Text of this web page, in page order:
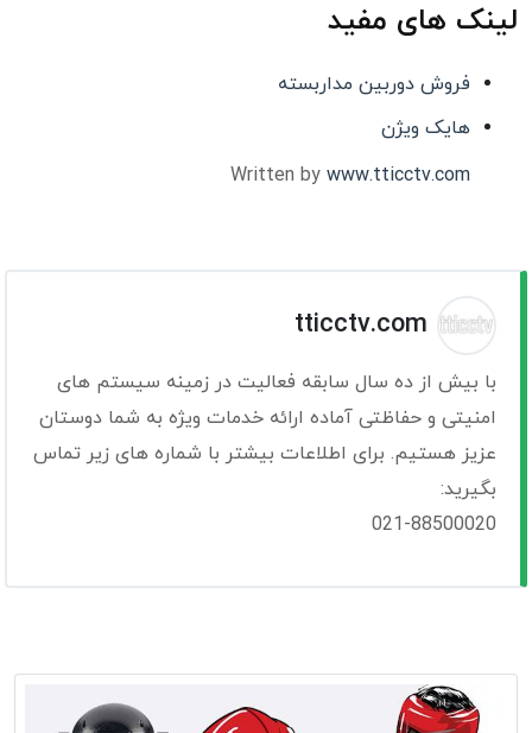
لینک های مفید
فروش دوربین مداربسته
هایک ویژن
Written by www.tticctv.com
tticctv.com
با بیش از ده سال سابقه فعالیت در زمینه سیستم های
امنیتی و حفاظتی آماده ارائه خدمات ویژه به شما دوستان
عزیز هستیم. برای اطلاعات بیشتر با شماره های زیر تماس
بگیرید:
021-88500020